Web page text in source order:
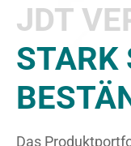
JDT
STARK
Das